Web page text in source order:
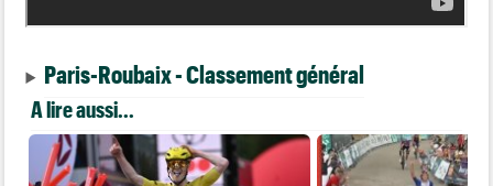
Paris-Roubaix - Classement général
A lire aussi...